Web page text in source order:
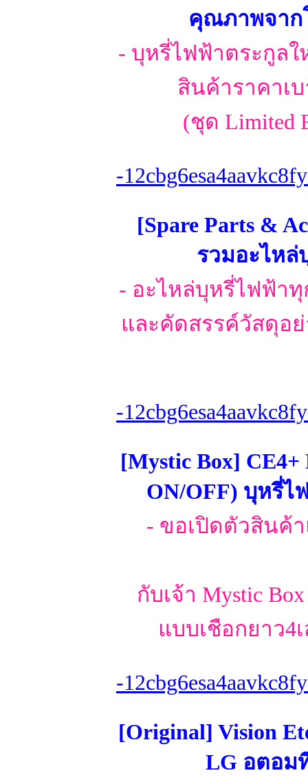
คุณภาพจาก
- บุหรี่ไฟฟ้าตระกูลใ
สินค้าราคาเ
(ชุด Limited
-
[Spare Parts &
รวมอะไหล่
- อะไหล่บุหรี่ไฟฟ้า
และคัดสรรค์วัสดุอ
-
[Mystic Box]
ON/OFF) บุหรี่ไ
- ขอเปิดตัวสินค้
กับเจ้า Mystic
แบบเชือกยาว
-
[Original] Vision
LG อตอม